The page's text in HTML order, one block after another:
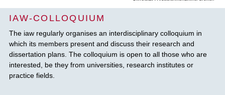
IAW-COLLOQUIUM
The iaw regularly organises an interdisciplinary colloquium in
which its members present and discuss their research and
dissertation plans. The colloquium is open to all those who are
interested, be they from universities, research institutes or
practice fields.